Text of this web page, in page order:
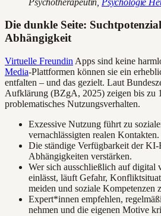
Die dunkle Seite:
Abhängigkeit
Virtuelle Freundin Apps sind keine
Media-Plattformen können sie ein
entfalten – und das gezielt. Laut
Aufklärung (BZgA, 2025) zeigen bis zu
problematisches Nutzungsverhalten.
Exzessive Nutzung führt zu
vernachlässigten realen Kontakten.
Die ständige Verfügbarkeit der
Abhängigkeiten verstärken.
Wer sich ausschließlich auf digital
einlässt, läuft Gefahr,
meiden und soziale Kompetenzen
Expert*innen empfehlen,
nehmen und die eigenen Motive